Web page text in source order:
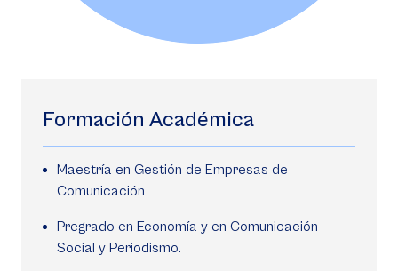
Formación Académica
Maestría en Gestión de Empresas de
Comunicación
Pregrado en Economía y en Comunicación
Social y Periodismo.